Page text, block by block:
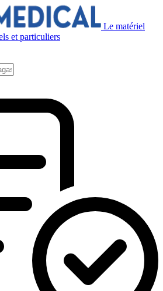
Le matériel
et particuliers